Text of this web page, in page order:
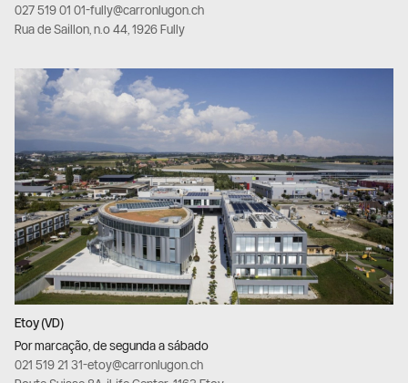
027 519 01 01-fully@carronlugon.ch
Rua de Saillon, n.º 44, 1926 Fully
Etoy (VD)
Por marcação, de segunda a sábado
021 519 21 31-etoy@carronlugon.ch